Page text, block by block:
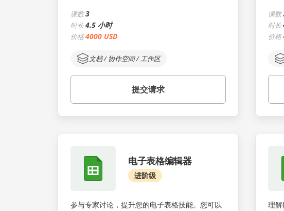
课数3
时长4.5 小时
价格4000 USD
文档 / 协作空间 / 工作区
提交请求
课数
时长
价格
电子表格编辑器
进阶级
参与专家讨论，提升您的电子表格技能。您可以
理